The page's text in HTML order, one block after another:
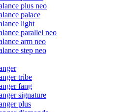
plus neo
palace
light
parallel neo
arm neo
step neo
tribe
fang
signature
plus